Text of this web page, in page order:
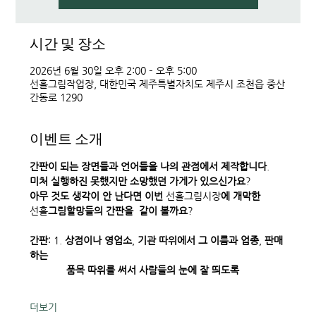
시간 및 장소
2026년 6월 30일 오후 2:00 – 오후 5:00
선흘그림작업장, 대한민국 제주특별자치도 제주시 조천읍 중산
간동로 1290
이벤트 소개
간판이 되는 장면들과 언어들을 나의 관점에서 제작합니다.
미처 실행하진 못했지만 소망했던 가게가 있으신가요?
아무 것도 생각이 안 난다면 이번 선흘그림시장에 개막한
선흘그림할망들의 간판을 같이 볼까요?
간판: 1. 상점이나 영업소, 기관 따위에서 그 이름과 업종, 판매
하는
품목 따위를 써서 사람들의 눈에 잘 띄도록
더보기